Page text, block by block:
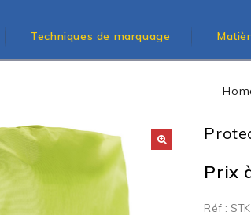
Techniques de marquage
Prix
Réf :